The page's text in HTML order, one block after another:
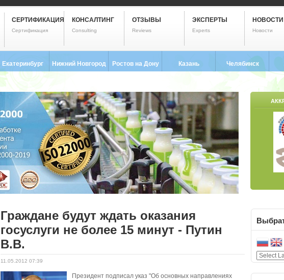
СЕРТИФИКАЦИЯ
Сертификация
КОНСАЛТИНГ
Consulting
ОТЗЫВЫ
Reviews
ЭКСПЕРТЫ
Experts
НОВОСТИ
Новости
Екатеринбург
8 (343) 237-2593
Нижний Новгород Ростов на Дону Казань Челябинск
8 (351) 799-5752 8
Граждане будут ждать оказания
госуслуги не более 15 минут - Путин
В.В.
11.05.2012 07:39
Президент подписал указ "Об основных направлениях